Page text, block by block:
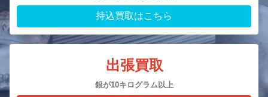
持込買取はこちら
出張買取
銀が10キログラム以上